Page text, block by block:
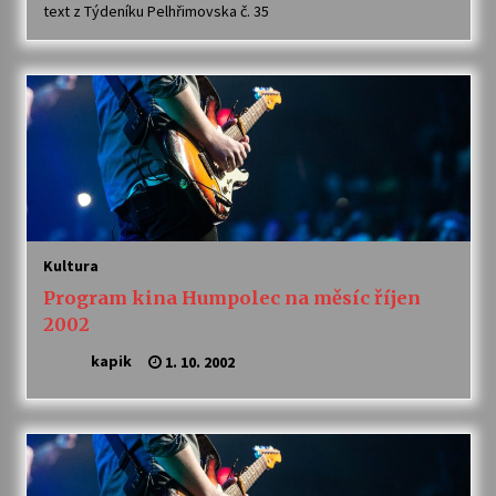
text z Týdeníku Pelhřimovska č. 35
Kultura
Program kina Humpolec na měsíc říjen
2002
kapik 1. 10. 2002